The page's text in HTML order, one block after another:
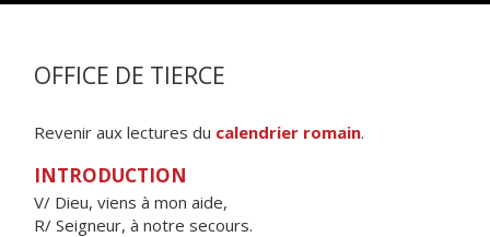
OFFICE DE TIERCE
Revenir aux lectures du calendrier romain.
INTRODUCTION
V/ Dieu, viens à mon aide,
R/ Seigneur, à notre secours.